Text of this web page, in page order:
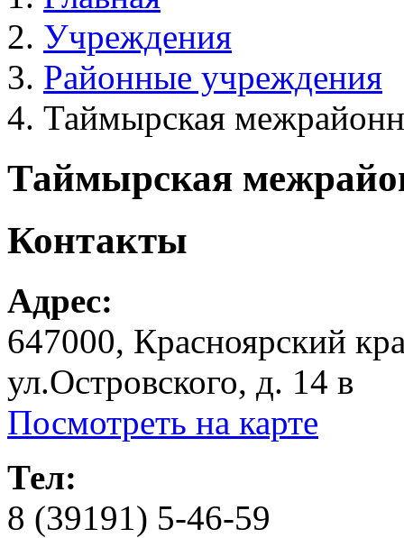
Учреждения
Районные учреждения
Таймырская
Таймырская
Контакты
Адрес:
647000, Красноярский
ул.Островского, д. 14 в
Посмотреть на карте
Тел:
8 (39191) 5-46-59